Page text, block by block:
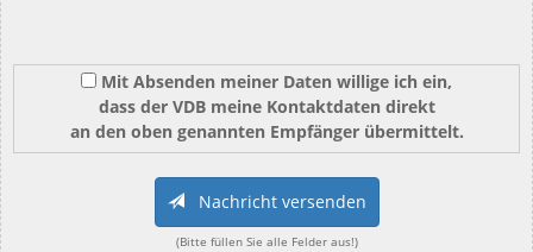
Mit Absenden meiner Daten willige ich ein,
dass der VDB meine Kontaktdaten direkt
an den oben genannten Empfänger übermittelt.
Nachricht versenden
(Bitte füllen Sie alle Felder aus!)